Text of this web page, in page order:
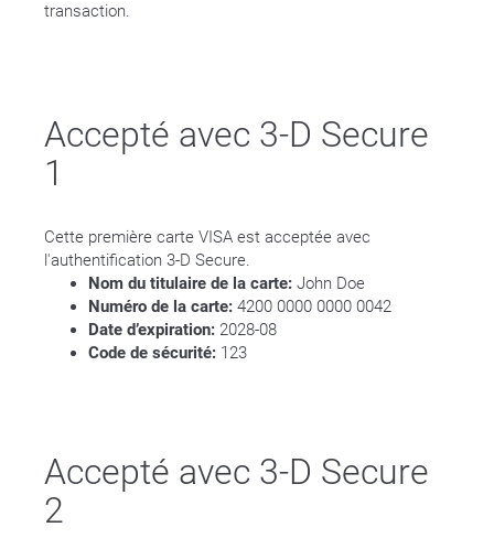
transaction.
Accepté avec 3-D Secure
1
Cette première carte VISA est acceptée avec
l'authentification 3-D Secure.
Nom du titulaire de la carte: John Doe
Numéro de la carte: 4200 0000 0000 0042
Date d’expiration: 2028-08
Code de sécurité: 123
Accepté avec 3-D Secure
2